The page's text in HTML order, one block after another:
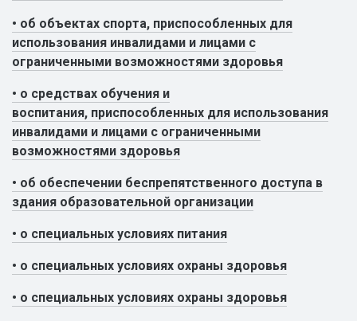
• об объектах спорта, приспособленных для
использования инвалидами и лицами с
ограниченными возможностями здоровья
• о средствах обучения и
воспитания, приспособленных для использования
инвалидами и лицами с ограниченными
возможностями здоровья
• об обеспечении беспрепятственного доступа в
здания образовательной организации
• о специальных условиях питания
• о специальных условиях охраны здоровья
• о специальных условиях охраны здоровья